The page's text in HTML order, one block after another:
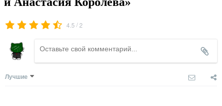
4.5 /2
Лучшие